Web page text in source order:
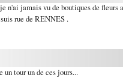
n'ai jamais vu de boutiques de fleurs
rue de RENNES .
un tour un de ces jours...